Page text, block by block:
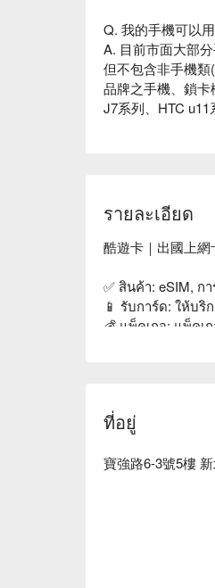
Q. 我的手機可以
A. 目前市面大部
但不包含非手機
品牌之手機、鎖
J7系列、HTC
A. 可以。請將酷
Q. 酷遊卡可以打
Line/What'sAPP/
Q. 可以在台灣/飛
Q. 出國日期和地
可免費取消。
รายละเอียด
酷遊卡｜出國上
✅ สินค้า: eSIM, ก
📱 รับการ์ด: ให้บริ
💰 แพ็คเกจ: แพ็ค
เลือก酷遊卡，让您
ที่อยู่
寶強路6-3號5樓